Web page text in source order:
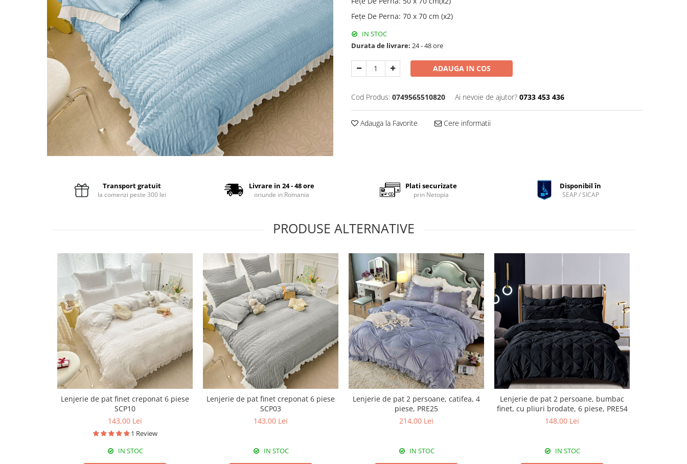
Pilote cu blăniță
Fețe De Perna: 70 x 70 cm (x2)
IN STOC
Durata de livrare: 24 - 48 ore
ADAUGA IN COS
Cod Produs: 0749565510820 Ai nevoie de ajutor? 0733 453 436
Adauga la Favorite Cere informatii
Transport gratuit
la comenzi peste 300 lei
Livrare in 24 - 48 ore
oriunde in Romania
Plati securizate
prin Netopia
Disponibil în
SEAP / SICAP
PRODUSE ALTERNATIVE
Lenjerie de pat finet creponat 6 piese
SCP10
143,00 Lei
1 Review
IN STOC
Lenjerie de pat finet creponat 6 piese
SCP03
143,00 Lei
IN STOC
Lenjerie de pat 2 persoane, catifea, 4
piese, PRE25
214,00 Lei
IN STOC
Lenjerie de pat 2 persoane, bumbac
finet, cu pliuri brodate, 6 piese, PRE54
148,00 Lei
IN STOC